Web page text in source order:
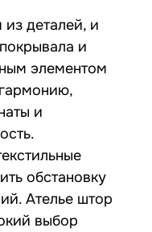
деталей, и
и
элементом
и
обстановку
Ателье штор
выбор